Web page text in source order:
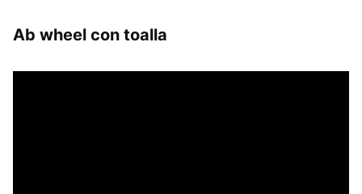
Ab wheel con toalla